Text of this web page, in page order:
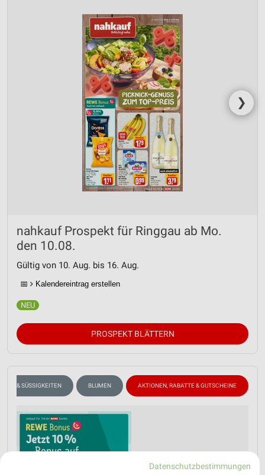
❯
nahkauf Prospekt für Ringgau ab Mo.
den 10.08.
Gültig von 10. Aug. bis 16. Aug.
📅 Kalendereintrag erstellen
PROSPEKT BLÄTTERN
& SÜSSIGKEITEN BLUMEN AKTIONEN, RABATTE & GUTSCHEINE
Datenschutzbestimmungen